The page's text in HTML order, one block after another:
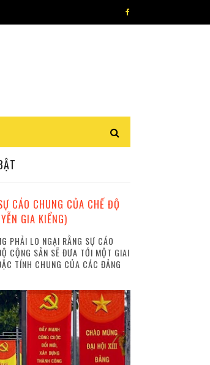
CÁO CHUNG CỦA CHẾ ĐỘ
GIA KIỂNG)
PHẢI LO NGẠI RẰNG SỰ CÁO
CỘNG SẢN SẼ ĐƯA TỚI MỘT GIAI
TÍNH CHUNG CỦA CÁC ĐẢNG